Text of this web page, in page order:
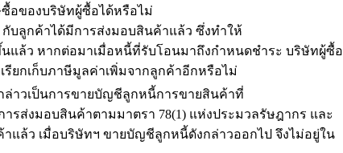
อของบริษัทผู้ซื้อได้หรือไม่
บลูกค้าได้มีการส่งมอบสินค้าแล้ว ซึ่งทำให้
แล้ว หากต่อมาเมื่อหนี้ที่รับโอนมาถึงกำหนดชำระ บริษัทผู้ซื้อ
ยกเก็บภาษีมูลค่าเพิ่มจากลูกค้าอีกหรือไม่
ล่าวเป็นการขายบัญชีลูกหนี้การขายสินค้าที่
รส่งมอบสินค้าตามมาตรา 78(1) แห่งประมวลรัษฎากร และ
แล้ว เมื่อบริษัทฯ ขายบัญชีลูกหนี้ดังกล่าวออกไป จึงไม่อยู่ใน